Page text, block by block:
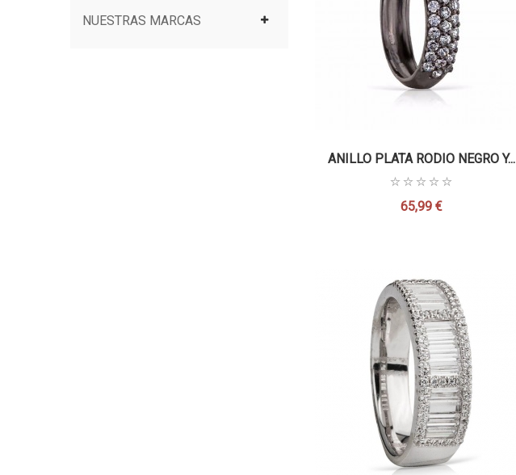
NUESTRAS MARCAS
ANILLO PLATA RODIO NEGRO Y...
Precio
65,99 €